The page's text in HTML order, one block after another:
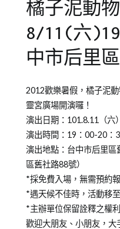
橘子泥動
8/11(六
中市后里
Posted
on
2012-
08-
05
Posted
in
橘
子
泥
青
少
年
兒
童
2012歡樂暑假，橘子泥
靈宮廣場開演囉！
演出日期：101.8.11（六）
演出時間：19：00-20：
演出地點：台中市后里區
區舊社路88號）
*採免費入場，無需預約
*遇天候不佳時，活動移
*主辦單位保留詮釋之權
歡迎大朋友、小朋友，